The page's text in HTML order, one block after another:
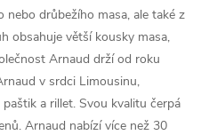
nebo drůbežího masa, ale také z
obsahuje větší kousky masa,
Arnaud drží od roku
v srdci Limousinu,
a rillet. Svou kvalitu čerpá
Arnaud nabízí více než 30